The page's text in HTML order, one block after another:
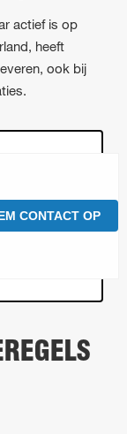
actief is op
heeft
ook bij
CONTACT OP